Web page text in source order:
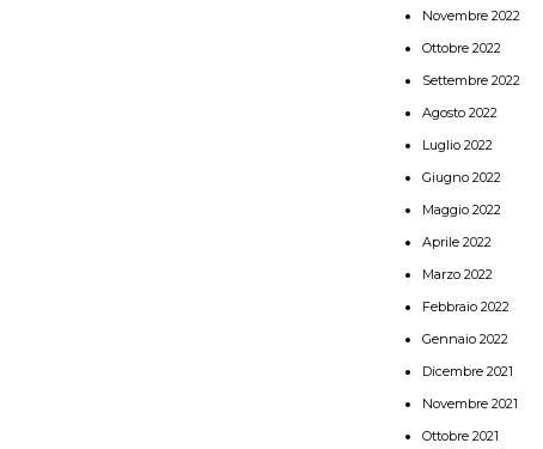
Novembre 2022
Ottobre 2022
Settembre 2022
Agosto 2022
Luglio 2022
Giugno 2022
Maggio 2022
Aprile 2022
Marzo 2022
Febbraio 2022
Gennaio 2022
Dicembre 2021
Novembre 2021
Ottobre 2021